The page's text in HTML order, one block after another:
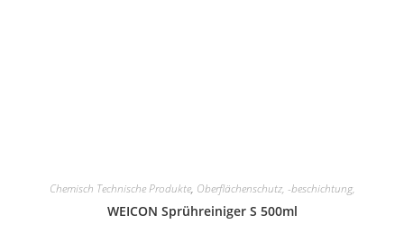
Chemisch Technische Produkte, Oberflächenschutz, -beschichtung,
WEICON Sprühreiniger S 500ml